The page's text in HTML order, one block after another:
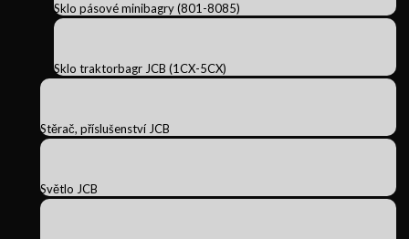
Sklo pásové minibagry (801-8085)
Sklo traktorbagr JCB (1CX-5CX)
Stěrač, příslušenství JCB
Světlo JCB